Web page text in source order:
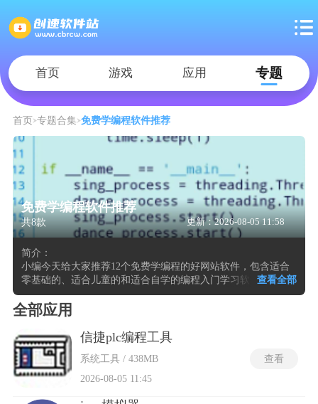
首页 游戏 应用 专题
首页 专题合集 免费学编程软件推荐
免费学编程软件推荐
共8款 更新：2026-08-05 11:58
简介：
小编今天给大家推荐12个免费学编程的好网站软件，包含适合
零基础的、适合儿童的和适合自学的编程入门学习软件。这些
软件可以在界面内直接输入代码并执行，编译器或解释器即时
返回运行结果与错误行定位。课程按语法点拆分为短小关卡，
从变量声明到算法设计逐层递进，每道题内置多组测试用例自
动验核正确性。题库覆盖数十种语言，同一知识点提供多种解
法对比。部分免费学编程软件离线后仍能使用全部习题与编译
器引擎，所有基础课程与练习无需付费解锁。
查看全部
全部应用
信捷plc编程工具
系统工具 / 438MB
2026-08-05 11:45
查看